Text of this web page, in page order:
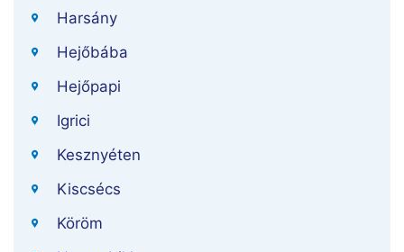
Harsány
Hejőbába
Hejőpapi
Igrici
Kesznyéten
Kiscsécs
Köröm